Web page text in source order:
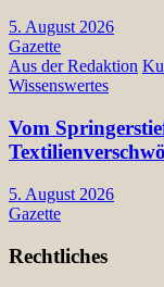
5. August 2026
Gazette
Aus der Redaktion
Wissenswertes
Vom
5. August 2026
Gazette
Rechtliches